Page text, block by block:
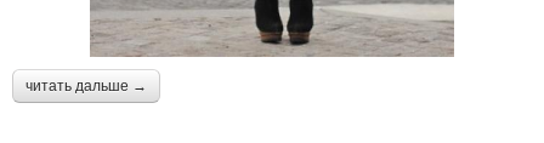
читать дальше →